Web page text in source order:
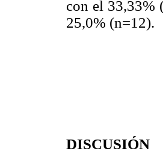
con el 33,33%
25,0% (n=12).
DISCUSIÓN